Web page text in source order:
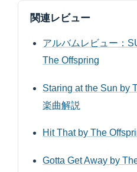
関連レビュー
アルバムレビュー：
The Offspring
Staring at the Sun by
楽曲解説
Hit That by The
Gotta Get Away by